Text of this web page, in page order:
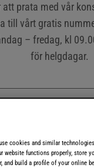
att prata med vår
till vårt gratis
– fredag, kl
för helgdagar.
DIN
cookies and similar
website functions properly, store
and build a profile of your online